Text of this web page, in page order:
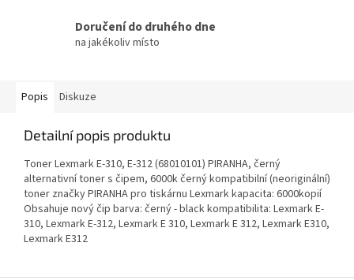
Doručení do druhého dne
na jakékoliv místo
Popis Diskuze
Detailní popis produktu
Toner Lexmark E-310, E-312 (68010101) PIRANHA, černý
alternativní toner s čipem, 6000k černý kompatibilní (neoriginální)
toner značky PIRANHA pro tiskárnu Lexmark kapacita: 6000kopií
Obsahuje nový čip barva: černý - black kompatibilita: Lexmark E-
310, Lexmark E-312, Lexmark E 310, Lexmark E 312, Lexmark E310,
Lexmark E312